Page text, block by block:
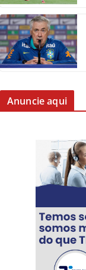
Anuncie aqui